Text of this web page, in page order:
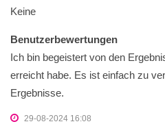
Keine
Benutzerbewertungen
Ich bin begeistert von den
erreicht habe. Es ist einfach zu
Ergebnisse.
29-08-2024 16:08